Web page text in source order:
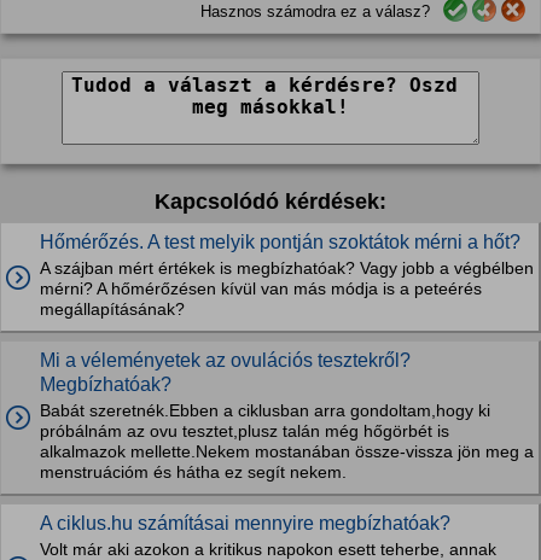
Hasznos számodra ez a válasz?
Kapcsolódó kérdések:
Hőmérőzés. A test melyik pontján szoktátok mérni a hőt?
A szájban mért értékek is megbízhatóak? Vagy jobb a végbélben
mérni? A hőmérőzésen kívül van más módja is a peteérés
megállapításának?
Mi a véleményetek az ovulációs tesztekről?
Megbízhatóak?
Babát szeretnék.Ebben a ciklusban arra gondoltam,hogy ki
próbálnám az ovu tesztet,plusz talán még hőgörbét is
alkalmazok mellette.Nekem mostanában össze-vissza jön meg a
menstruációm és hátha ez segít nekem.
A ciklus.hu számításai mennyire megbízhatóak?
Volt már aki azokon a kritikus napokon esett teherbe, annak